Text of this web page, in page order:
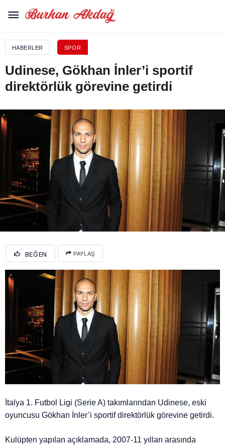
HABERLER SPOR
Udinese, Gökhan İnler’i sportif
direktörlük görevine getirdi
BEĞEN PAYLAŞ
İtalya 1. Futbol Ligi (Serie A) takımlarından Udinese, eski
oyuncusu Gökhan İnler’i sportif direktörlük görevine getirdi.
Kulüpten yapılan açıklamada, 2007-11 yılları arasında